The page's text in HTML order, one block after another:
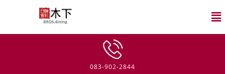
083-902-2844